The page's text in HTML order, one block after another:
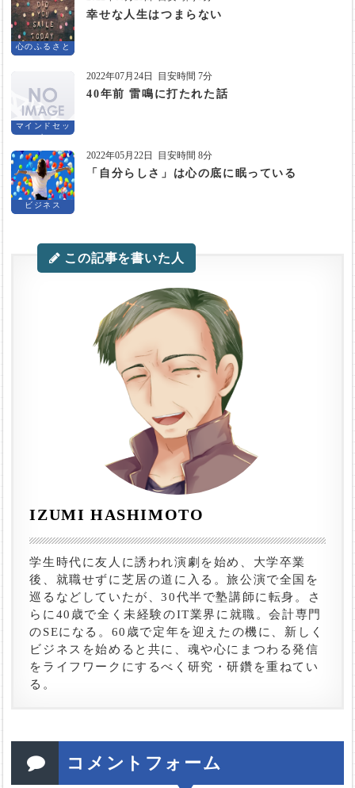
心のふるさと
幸せな人生はつまらない
マインドセッ
ト
2022年07月24日 目安時間 7分
40年前 雷鳴に打たれた話
ビジネス
2022年05月22日 目安時間 8分
「自分らしさ」は心の底に眠っている
この記事を書いた人
IZUMI HASHIMOTO
学生時代に友人に誘われ演劇を始め、大学卒業
後、就職せずに芝居の道に入る。旅公演で全国を
巡るなどしていたが、30代半で塾講師に転身。さ
らに40歳で全く未経験のIT業界に就職。会計専門
のSEになる。60歳で定年を迎えたの機に、新しく
ビジネスを始めると共に、魂や心にまつわる発信
をライフワークにするべく研究・研鑽を重ねてい
る。
コメントフォーム